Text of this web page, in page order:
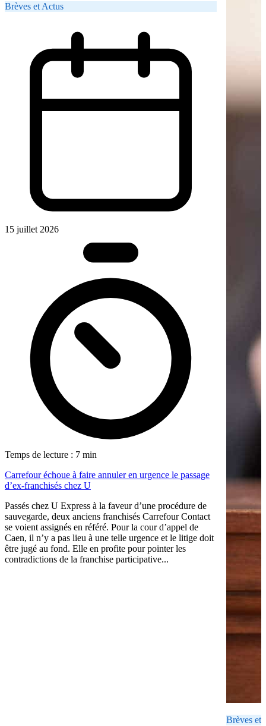
Brèves et Actus
15 juillet 2026
Temps de lecture : 7 min
Carrefour échoue à faire annuler en urgence le passage
d’ex-franchisés chez U
Passés chez U Express à la faveur d’une procédure de
sauvegarde, deux anciens franchisés Carrefour Contact
se voient assignés en référé. Pour la cour d’appel de
Caen, il n’y a pas lieu à une telle urgence et le litige doit
être jugé au fond. Elle en profite pour pointer les
contradictions de la franchise participative...
Brèves et